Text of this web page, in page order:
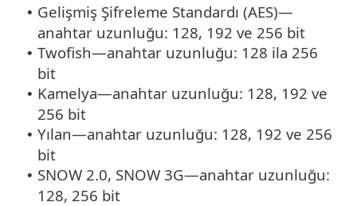
• Gelişmiş Şifreleme Standardı (AES)—
anahtar uzunluğu: 128, 192 ve 256 bit
• Twofish—anahtar uzunluğu: 128 ila 256
bit
• Kamelya—anahtar uzunluğu: 128, 192 ve
256 bit
• Yılan—anahtar uzunluğu: 128, 192 ve 256
bit
• SNOW 2.0, SNOW 3G—anahtar uzunluğu:
128, 256 bit